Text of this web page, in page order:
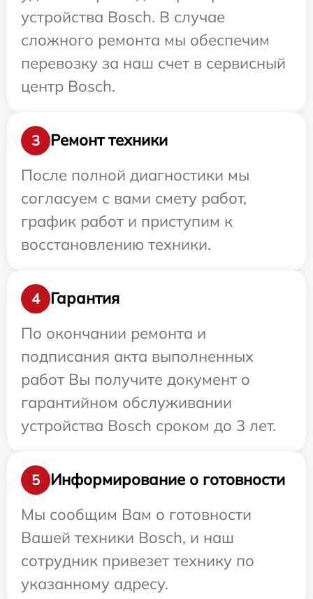
устройства Bosch. В случае
сложного ремонта мы обеспечим
перевозку за наш счет в сервисный
центр Bosch.
3
Ремонт техники
После полной диагностики мы
согласуем с вами смету работ,
график работ и приступим к
восстановлению техники.
4
Гарантия
По окончании ремонта и
подписания акта выполненных
работ Вы получите документ о
гарантийном обслуживании
устройства Bosch сроком до 3 лет.
5
Информирование о готовности
Мы сообщим Вам о готовности
Вашей техники Bosch, и наш
сотрудник привезет технику по
указанному адресу.